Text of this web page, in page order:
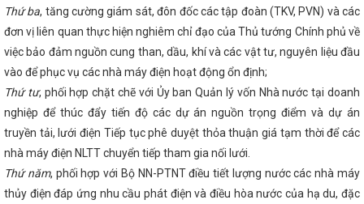
cờ - triển khai công tác tháng 01 năm 2026
Bộ Công
tăng cường quản lý, kiểm soát hóa chất hạn chế sản xuất,
nghiệp
Quy trình kiểm định kỹ thuật an toàn lao động
2025 - Công nghiệp tiếp đà tăng trưởng
CHÀO MỪNG
CỦA ĐẢNG
Cục Thương mại điện tử & Kinh tế số (Bộ
Công Thương Hà Tĩnh tổ chức thành công Lớp đào tạo hỗ trợ
dụng thương mại điện tử xuyên biên giới
Khai mạc Lễ hội
năm 2024
Lịch nghỉ lễ dịp Giỗ Tổ Hùng Vương và 30/4 -
hình mới
Thông báo về việc mời báo giá nội dung cung
án “Chương trình kết nối tiêu thụ sản phẩm Hà Tĩnh qua
tiêu dùng toàn quốc” thuộc Chương trình phát triển thương mại
Thư chúc mừng của Bộ trưởng Bộ Công Thương nhân kỷ
Việt Nam (20/4/2008 - 20/4/2024)
Hà Tĩnh tăng 10 bậc
Thứ ba, tăng cường giám sát, đôn đốc các tập đoàn (TKV, PVN) và các
đơn vị liên quan thực hiện nghiêm chỉ đạo của Thủ tướng Chính phủ về
việc bảo đảm nguồn cung than, dầu, khí và các vật tư, nguyên liệu đầu
vào để phục vụ các nhà máy điện hoạt động ổn định;
Thứ tư, phối hợp chặt chẽ với Ủy ban Quản lý vốn Nhà nước tại doanh
nghiệp để thúc đẩy tiến độ các dự án nguồn trọng điểm và dự án
truyền tải, lưới điện Tiếp tục phê duyệt thỏa thuận giá tạm thời để các
nhà máy điện NLTT chuyển tiếp tham gia nối lưới.
Thứ năm, phối hợp với Bộ NN-PTNT điều tiết lượng nước các nhà máy
thủy điện đáp ứng nhu cầu phát điện và điều hòa nước của hạ du, đặc